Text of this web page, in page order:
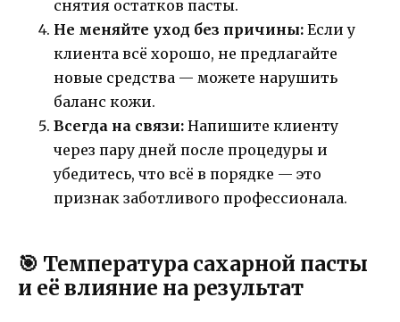
снятия остатков пасты.
Не меняйте уход без причины: Если у
клиента всё хорошо, не предлагайте
новые средства — можете нарушить
баланс кожи.
Всегда на связи: Напишите клиенту
через пару дней после процедуры и
убедитесь, что всё в порядке — это
признак заботливого профессионала.
🎯 Температура сахарной пасты
и её влияние на результат